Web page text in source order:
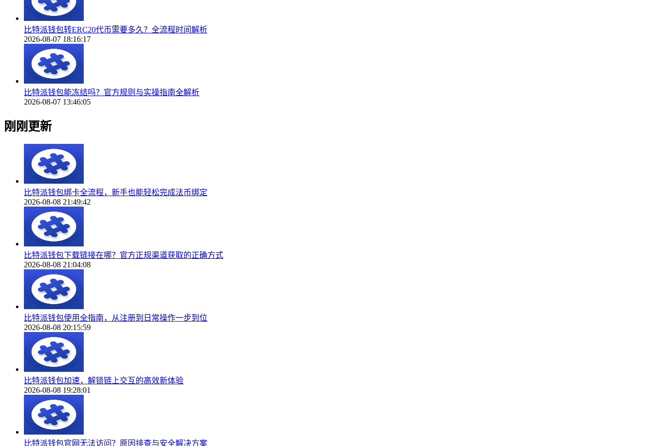
比特派钱包转ERC20代币需要多久？全流程时间解析
2026-08-07 18:16:17
比特派钱包能冻结吗？官方规则与实操指南全解析
2026-08-07 13:46:05
刚刚更新
比特派钱包绑卡全流程，新手也能轻松完成法币绑定
2026-08-08 21:49:42
比特派钱包下载链接在哪？官方正规渠道获取的正确方式
2026-08-08 21:04:08
比特派钱包使用全指南，从注册到日常操作一步到位
2026-08-08 20:15:59
比特派钱包加速，解锁链上交互的高效新体验
2026-08-08 19:28:01
比特派钱包官网无法访问？原因排查与安全解决方案